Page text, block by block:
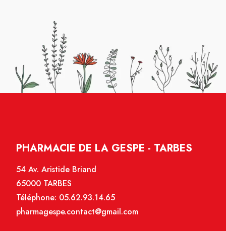
PHARMACIE DE LA GESPE - TARBES
54 Av. Aristide Briand
65000 TARBES
Téléphone: 05.62.93.14.65
pharmagespe.contact@gmail.com